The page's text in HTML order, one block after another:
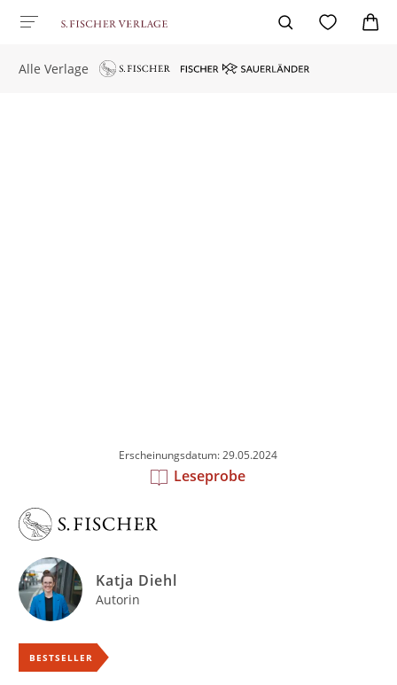
Alle Verlage
Erscheinungsdatum: 29.05.2024
Leseprobe
Katja Diehl
Autorin
BESTSELLER